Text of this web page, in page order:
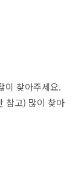
이 찾아주세요.
참고) 많이 찾아